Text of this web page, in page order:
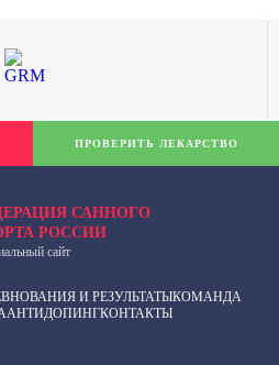
САННОГО
РОССИИ
сайт
И РЕЗУЛЬТАТЫКОМАНДА
АНТИДОПИНГКОНТАКТЫ
ПРОВЕРИТЬ ЛЕКАРСТВО